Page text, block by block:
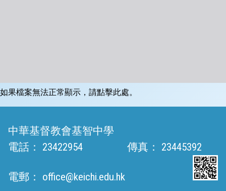
如果檔案無法正常顯示，請點擊此處。
中華基督教會基智中學
電話：
23422954 傳真： 23445392
電郵： office@keichi.edu.hk